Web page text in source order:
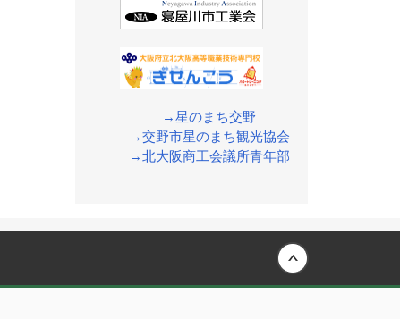
→星のまち交野
→交野市星のまち観光協会
→北大阪商工会議所青年部